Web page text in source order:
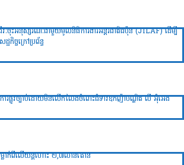
វៈចុះអនុស្សរណៈជាមួយមូលនិធិការងារអន្ដរជាតិជប៉ុន (JILAF) ដើម្បី
ដ្ឋកិច្ចក្រៅប្រព័ន្ធ
នការផ្លូវច្បាប់ដោយមិនលើកលែងចំពោះជំទាវឧកញ៉ាបណ្ឌិត លី អ៊ុំអេង
ម្លាក់ពីលើយន្តហោះ ២,៧លានតោន